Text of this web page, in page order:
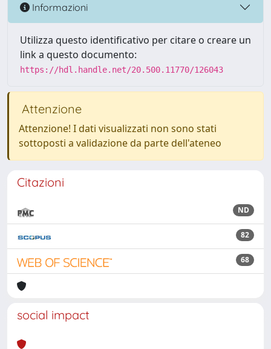
Informazioni
Utilizza questo identificativo per citare o creare un
link a questo documento:
https://hdl.handle.net/20.500.11770/126043
Attenzione
Attenzione! I dati visualizzati non sono stati
sottoposti a validazione da parte dell'ateneo
Citazioni
ND
82
68
social impact